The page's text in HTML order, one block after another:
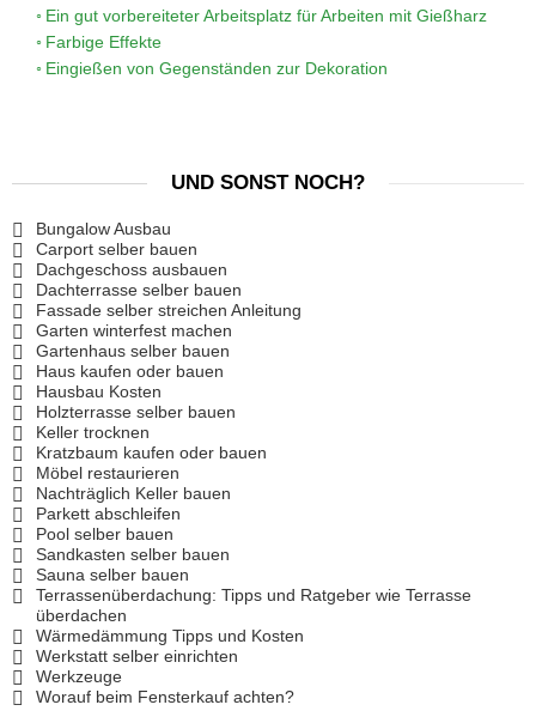
Ein gut vorbereiteter Arbeitsplatz für Arbeiten mit Gießharz
Farbige Effekte
Eingießen von Gegenständen zur Dekoration
UND SONST NOCH?
Bungalow Ausbau
Carport selber bauen
Dachgeschoss ausbauen
Dachterrasse selber bauen
Fassade selber streichen Anleitung
Garten winterfest machen
Gartenhaus selber bauen
Haus kaufen oder bauen
Hausbau Kosten
Holzterrasse selber bauen
Keller trocknen
Kratzbaum kaufen oder bauen
Möbel restaurieren
Nachträglich Keller bauen
Parkett abschleifen
Pool selber bauen
Sandkasten selber bauen
Sauna selber bauen
Terrassenüberdachung: Tipps und Ratgeber wie Terrasse
überdachen
Wärmedämmung Tipps und Kosten
Werkstatt selber einrichten
Werkzeuge
Worauf beim Fensterkauf achten?